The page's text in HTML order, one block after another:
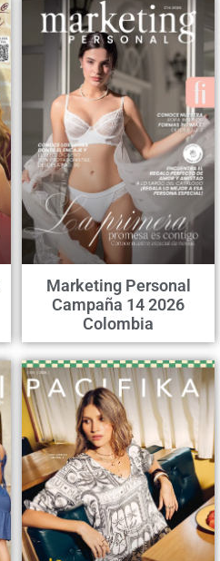
Marketing Personal
Campaña 14 2026
Colombia